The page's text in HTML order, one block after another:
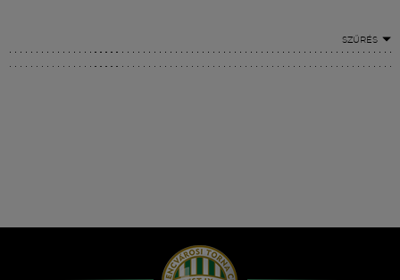
SZŰRÉS
Hírek